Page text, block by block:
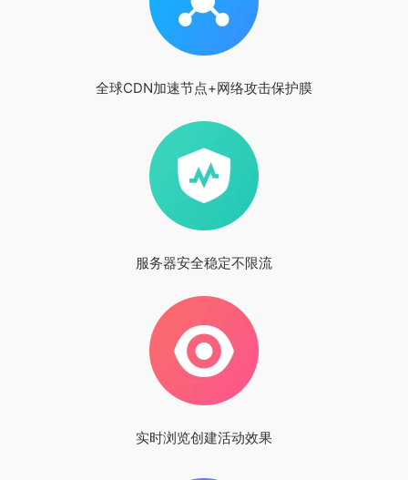
全球CDN加速节点+网络攻击保护膜
服务器安全稳定不限流
实时浏览创建活动效果